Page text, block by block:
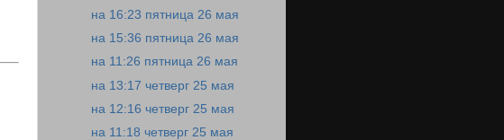
на 16:23 пятница 26 мая
на 15:36 пятница 26 мая
на 11:26 пятница 26 мая
на 13:17 четверг 25 мая
на 12:16 четверг 25 мая
на 11:18 четверг 25 мая